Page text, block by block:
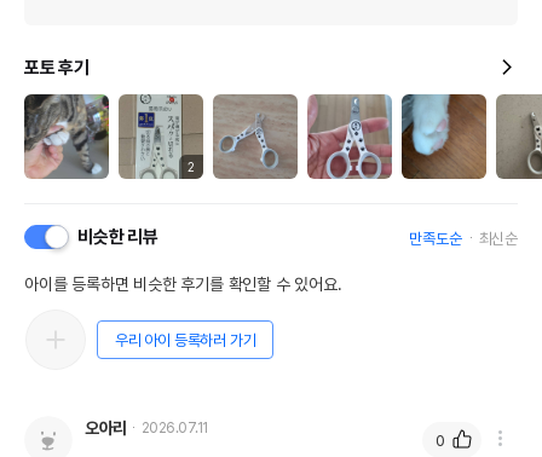
포토 후기
2
비슷한 리뷰 만족도순 최신순
아이를 등록하면 비슷한 후기를 확인할 수 있어요.
우리 아이 등록하러 가기
오아리 2026.07.11
0